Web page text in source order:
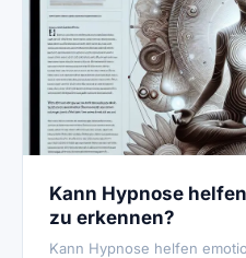
Kann Hypnose
zu erkennen?
Kann Hypnose helfen